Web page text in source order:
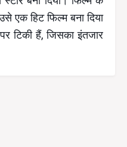
एक हिट फिल्म बना दिया
टिकी हैं, जिसका इंतजार